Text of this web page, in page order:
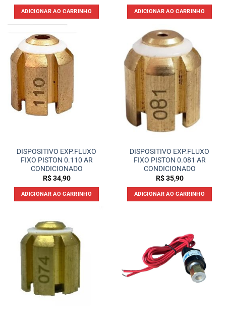
ADICIONAR AO CARRINHO ADICIONAR AO CARRINHO
DISPOSITIVO EXP.FLUXO
FIXO PISTON 0.110 AR
CONDICIONADO
R$34,90
ADICIONAR AO CARRINHO
DISPOSITIVO EXP.FLUXO
FIXO PISTON 0.081 AR
CONDICIONADO
R$35,90
ADICIONAR AO CARRINHO